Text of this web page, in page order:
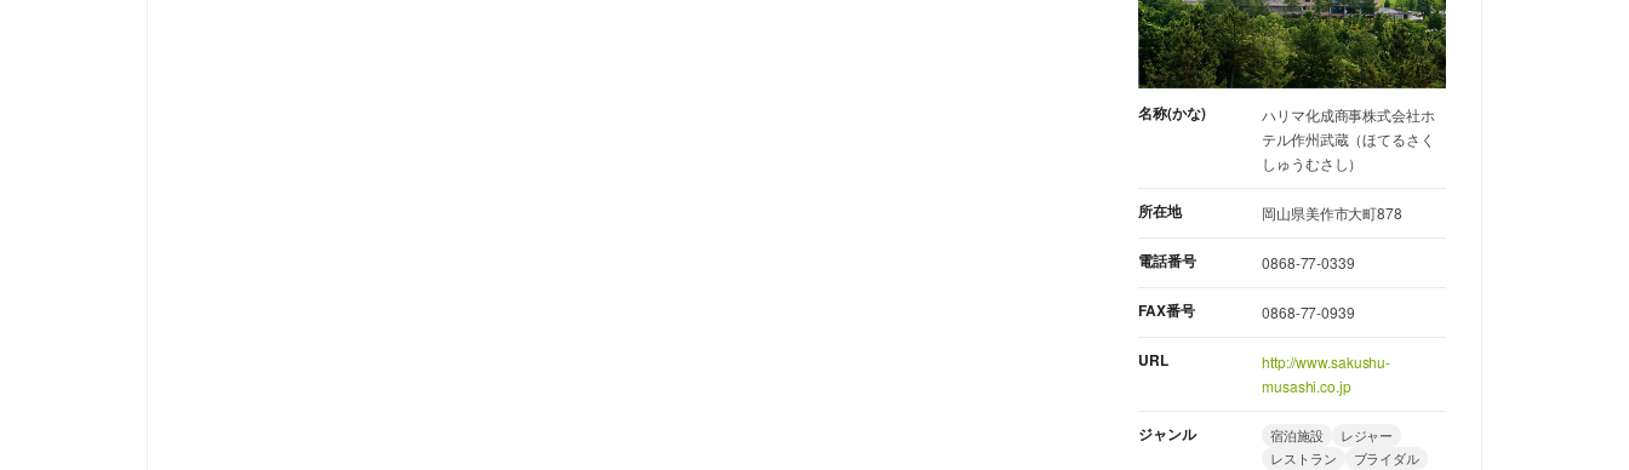
名称(かな)
ハリマ化成商事株式会社ホ
テル作州武蔵（ほてるさく
しゅうむさし）
所在地 岡山県美作市大町878
電話番号 0868-77-0339
FAX番号 0868-77-0939
URL
http://www.sakushu-
musashi.co.jp
ジャンル 宿泊施設
レジャー
レストラン
ブライダル